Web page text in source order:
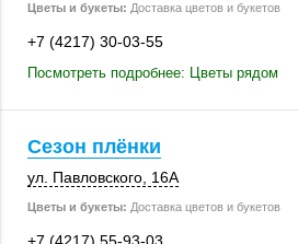
Цветы и букеты: Доставка цветов и букетов
+7 (4217) 30-03-55
Посмотреть подробнее: Цветы рядом
Сезон плёнки
ул. Павловского 16А
Цветы и букеты: Доставка цветов и букетов